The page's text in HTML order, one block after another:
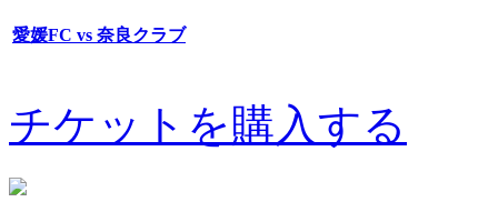
愛媛FC vs 奈良クラブ
チケットを購入する